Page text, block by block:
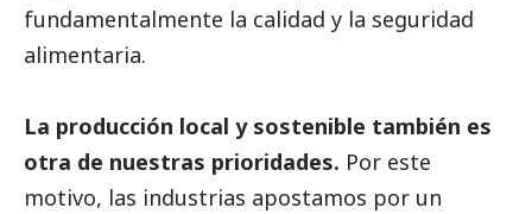
fundamentalmente la calidad y la seguridad
alimentaria.
La producción local y sostenible también es
otra de nuestras prioridades. Por este
motivo, las industrias apostamos por un